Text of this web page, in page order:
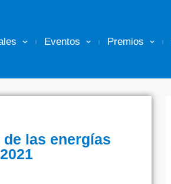
Eventos Premios
las energías